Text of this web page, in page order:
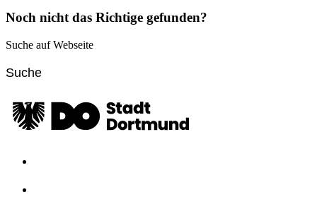
Noch nicht das Richtige gefunden?
Suche auf Webseite